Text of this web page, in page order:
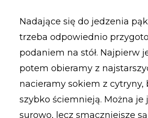
Nadające się do jedzenia
trzeba odpowiednio
podaniem na stół. Najpierw
potem obieramy z
nacieramy sokiem z cytryny,
szybko ściemnieją. Można je
surowo, lecz smaczniejsze